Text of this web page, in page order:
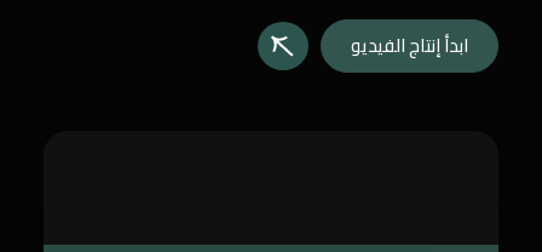
ابدأ إنتاج الفيديو